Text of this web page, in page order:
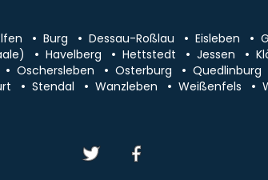
Burg Dessau-Roßlau Eisleben
Havelberg Hettstedt Jessen
Oschersleben Osterburg Quedlinburg
Stendal Wanzleben Weißenfels